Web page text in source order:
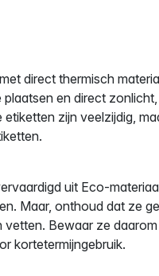
direct thermisch
en direct
zijn veelzijdig,
uit Eco-
Maar, onthoud dat ze
Bewaar ze
kortetermijngebruik.